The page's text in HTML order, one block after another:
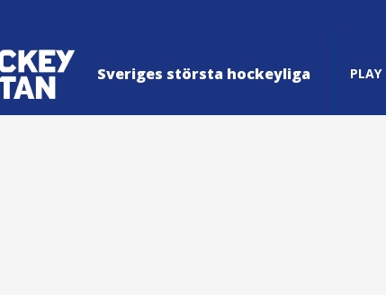
Sveriges största hockeyliga PLAY